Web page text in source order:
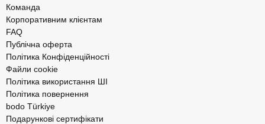
Команда
Корпоративним клієнтам
FAQ
Публічна оферта
Політика Конфіденційності
Файли cookie
Політика використання ШІ
Політика повернення
bodo Türkiye
Подарункові сертифікати